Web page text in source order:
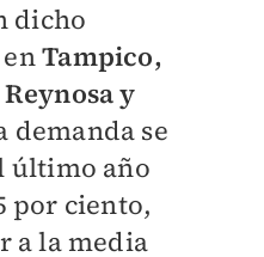
dicho
enTampico,
y
demanda se
último año
por ciento,
a la media